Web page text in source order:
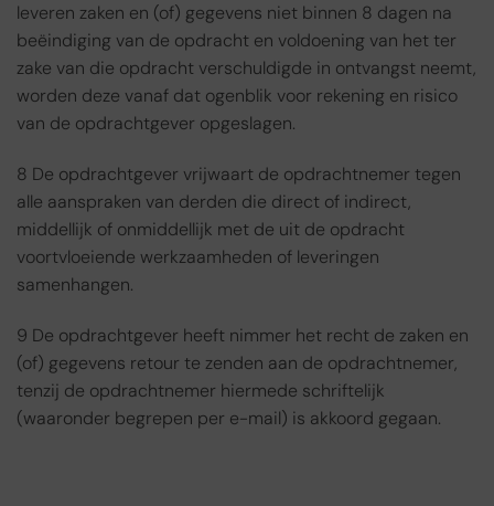
leveren zaken en (of) gegevens niet binnen 8 dagen na
beëindiging van de opdracht en voldoening van het ter
zake van die opdracht verschuldigde in ontvangst neemt,
worden deze vanaf dat ogenblik voor rekening en risico
van de opdrachtgever opgeslagen.
8 De opdrachtgever vrijwaart de opdrachtnemer tegen
alle aanspraken van derden die direct of indirect,
middellijk of onmiddellijk met de uit de opdracht
voortvloeiende werkzaamheden of leveringen
samenhangen.
9 De opdrachtgever heeft nimmer het recht de zaken en
(of) gegevens retour te zenden aan de opdrachtnemer,
tenzij de opdrachtnemer hiermede schriftelijk
(waaronder begrepen per e-mail) is akkoord gegaan.